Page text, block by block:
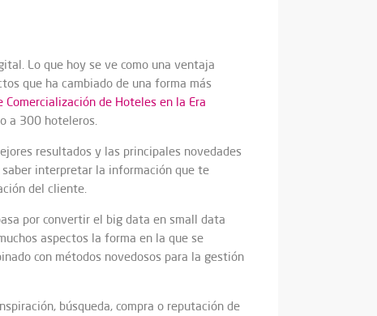
Lo que hoy se ve como una ventaja
que ha cambiado de una forma más
Comercialización de Hoteles en la Era
a 300 hoteleros.
resultados y las principales novedades
interpretar la información que te
del cliente.
por convertir el big data en small data
aspectos la forma en la que se
con métodos novedosos para la gestión
búsqueda, compra o reputación de